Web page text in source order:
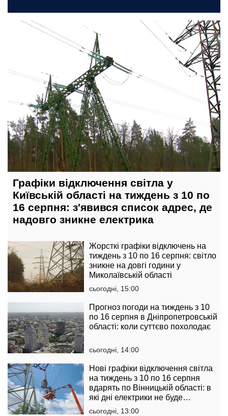
сьогодні, 16:00
Графіки відключення світла у
Київській області на тиждень з 10 по
16 серпня: з'явився список адрес, де
надовго зникне електрика
Жорсткі графіки відключень на
тиждень з 10 по 16 серпня: світло
зникне на довгі години у
Миколаївській області
сьогодні, 15:00
Прогноз погоди на тиждень з 10
по 16 серпня в Дніпропетровській
області: коли суттєво похолодає
сьогодні, 14:00
Нові графіки відключення світла
на тиждень з 10 по 16 серпня
вдарять по Вінницькій області: в
які дні електрики не буде
найдовше
сьогодні, 13:00